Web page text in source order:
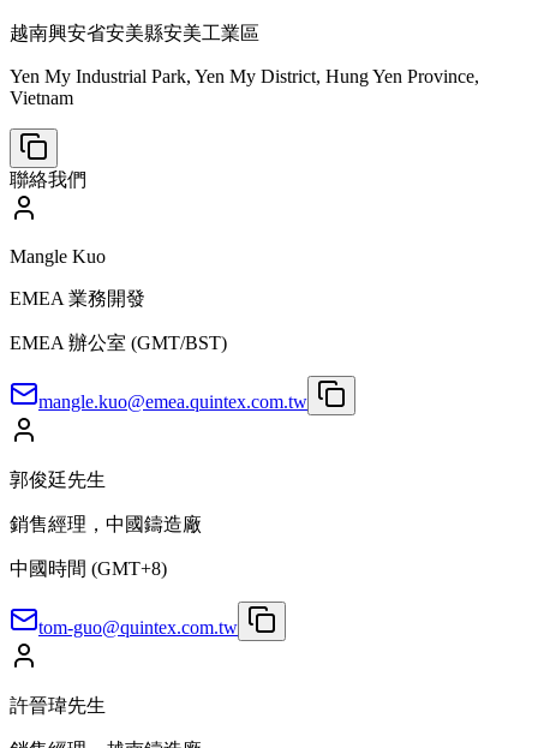
越南興安省安美縣安美工業區
Yen My Industrial Park, Yen My District, Hung Yen Province,
Vietnam
聯絡我們
Mangle Kuo
EMEA 業務開發
EMEA 辦公室 (GMT/BST)
mangle.kuo@emea.quintex.com.tw
郭俊廷先生
銷售經理，中國鑄造廠
中國時間 (GMT+8)
tom-guo@quintex.com.tw
許晉瑋先生